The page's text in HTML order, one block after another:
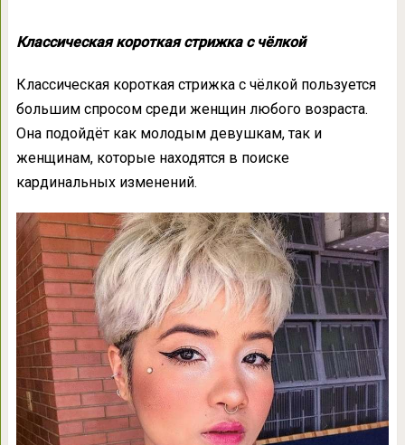
Классическая короткая стрижка с чёлкой
Классическая короткая стрижка с чёлкой пользуется
большим спросом среди женщин любого возраста.
Она подойдёт как молодым девушкам, так и
женщинам, которые находятся в поиске
кардинальных изменений.